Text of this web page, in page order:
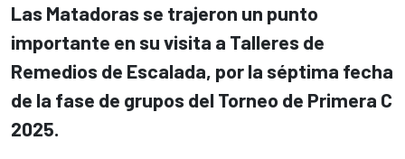
Las Matadoras se trajeron un punto
importante en su visita a Talleres de
Remedios de Escalada, por la séptima fecha
de la fase de grupos del Torneo de Primera C
2025.